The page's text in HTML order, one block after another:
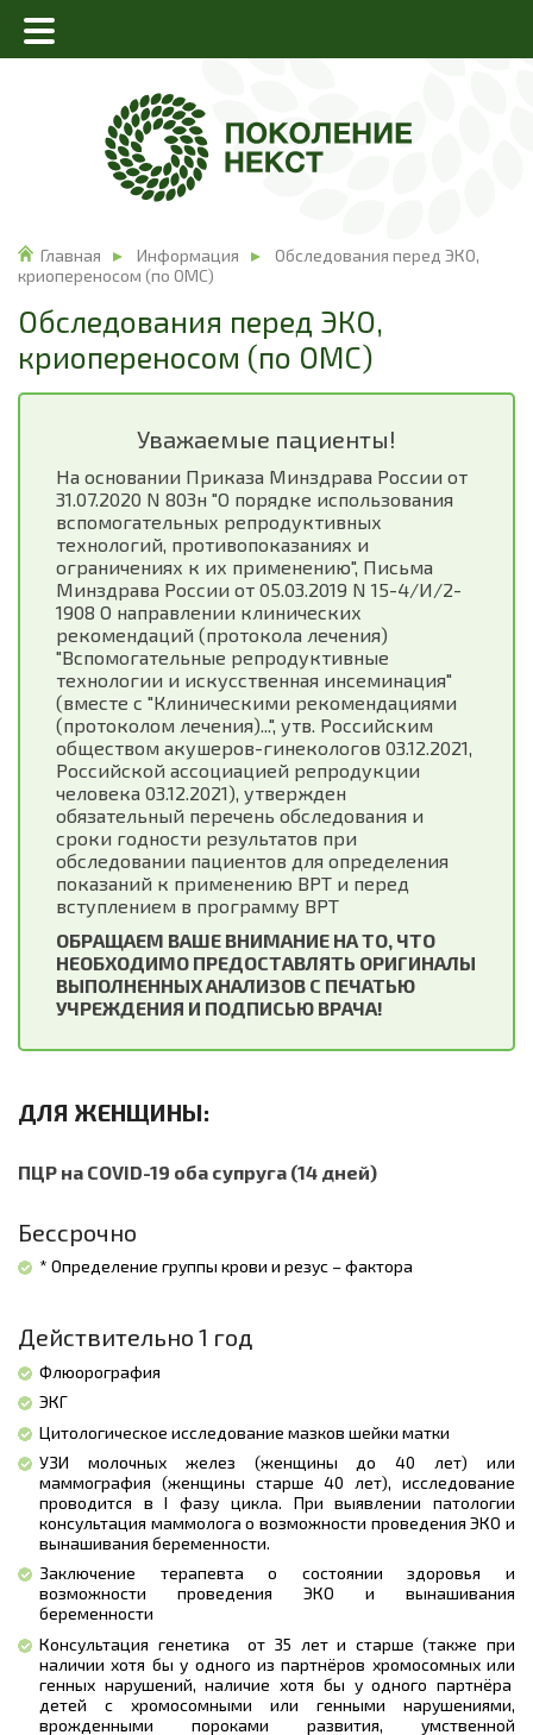
Главная Информация
Обследования перед ЭКО,
криопереносом (по ОМС)
Обследования перед ЭКО,
криопереносом (по ОМС)
Уважаемые пациенты!
На основании Приказа Минздрава России от
31.07.2020 N 803н "О порядке использования
вспомогательных репродуктивных
технологий, противопоказаниях и
ограничениях к их применению", Письма
Минздрава России от 05.03.2019 N 15-4/И/2-
1908 О направлении клинических
рекомендаций (протокола лечения)
"Вспомогательные репродуктивные
технологии и искусственная инсеминация"
(вместе с "Клиническими рекомендациями
(протоколом лечения)...", утв. Российским
обществом акушеров-гинекологов 03.12.2021,
Российской ассоциацией репродукции
человека 03.12.2021), утвержден
обязательный перечень обследования и
сроки годности результатов при
обследовании пациентов для определения
показаний к применению ВРТ и перед
вступлением в программу ВРТ
ОБРАЩАЕМ ВАШЕ ВНИМАНИЕ НА ТО, ЧТО
НЕОБХОДИМО ПРЕДОСТАВЛЯТЬ ОРИГИНАЛЫ
ВЫПОЛНЕННЫХ АНАЛИЗОВ С ПЕЧАТЬЮ
УЧРЕЖДЕНИЯ И ПОДПИСЬЮ ВРАЧА!
ДЛЯ ЖЕНЩИНЫ:
ПЦР на COVID-19 оба супруга (14 дней)
Бессрочно
* Определение группы крови и резус – фактора
Действительно 1 год
Флюорография
ЭКГ
Цитологическое исследование мазков шейки матки
УЗИ молочных желез (женщины до 40 лет) или
маммография (женщины старше 40 лет), исследование
проводится в I фазу цикла. При выявлении патологии
консультация маммолога о возможности проведения ЭКО и
вынашивания беременности.
Заключение терапевта о состоянии здоровья и
возможности проведения ЭКО и вынашивания
беременности
Консультация генетика от 35 лет и старше (также при
наличии хотя бы у одного из партнёров хромосомных или
генных нарушений, наличие хотя бы у одного партнёра
детей с хромосомными или генными нарушениями,
врожденными пороками развития, умственной